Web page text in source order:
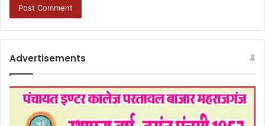
Advertisements